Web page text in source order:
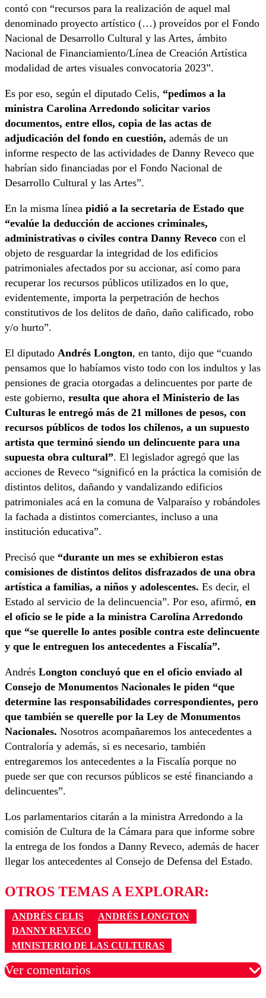
contó con “recursos para la realización de aquel mal
denominado proyecto artístico (…) proveídos por el Fondo
Nacional de Desarrollo Cultural y las Artes, ámbito
Nacional de Financiamiento/Línea de Creación Artística
modalidad de artes visuales convocatoria 2023”.
Es por eso, según el diputado Celis, “pedimos a la
ministra Carolina Arredondo solicitar varios
documentos, entre ellos, copia de las actas de
adjudicación del fondo en cuestión, además de un
informe respecto de las actividades de Danny Reveco que
habrían sido financiadas por el Fondo Nacional de
Desarrollo Cultural y las Artes”.
En la misma línea pidió a la secretaria de Estado que
“evalúe la deducción de acciones criminales,
administrativas o civiles contra Danny Reveco con el
objeto de resguardar la integridad de los edificios
patrimoniales afectados por su accionar, así como para
recuperar los recursos públicos utilizados en lo que,
evidentemente, importa la perpetración de hechos
constitutivos de los delitos de daño, daño calificado, robo
y/o hurto”.
El diputado Andrés Longton, en tanto, dijo que “cuando
pensamos que lo habíamos visto todo con los indultos y las
pensiones de gracia otorgadas a delincuentes por parte de
este gobierno, resulta que ahora el Ministerio de las
Culturas le entregó más de 21 millones de pesos, con
recursos públicos de todos los chilenos, a un supuesto
artista que terminó siendo un delincuente para una
supuesta obra cultural”. El legislador agregó que las
acciones de Reveco “significó en la práctica la comisión de
distintos delitos, dañando y vandalizando edificios
patrimoniales acá en la comuna de Valparaíso y robándoles
la fachada a distintos comerciantes, incluso a una
institución educativa”.
Precisó que “durante un mes se exhibieron estas
comisiones de distintos delitos disfrazados de una obra
artística a familias, a niños y adolescentes. Es decir, el
Estado al servicio de la delincuencia”. Por eso, afirmó, en
el oficio se le pide a la ministra Carolina Arredondo
que “se querelle lo antes posible contra este delincuente
y que le entreguen los antecedentes a Fiscalía”.
Andrés Longton concluyó que en el oficio enviado al
Consejo de Monumentos Nacionales le piden “que
determine las responsabilidades correspondientes, pero
que también se querelle por la Ley de Monumentos
Nacionales. Nosotros acompañaremos los antecedentes a
Contraloría y además, si es necesario, también
entregaremos los antecedentes a la Fiscalía porque no
puede ser que con recursos públicos se esté financiando a
delincuentes”.
Los parlamentarios citarán a la ministra Arredondo a la
comisión de Cultura de la Cámara para que informe sobre
la entrega de los fondos a Danny Reveco, además de hacer
llegar los antecedentes al Consejo de Defensa del Estado.
OTROS TEMAS A EXPLORAR:
ANDRÉS CELIS
ANDRÉS LONGTON
DANNY REVECO
MINISTERIO DE LAS CULTURAS
Ver comentarios